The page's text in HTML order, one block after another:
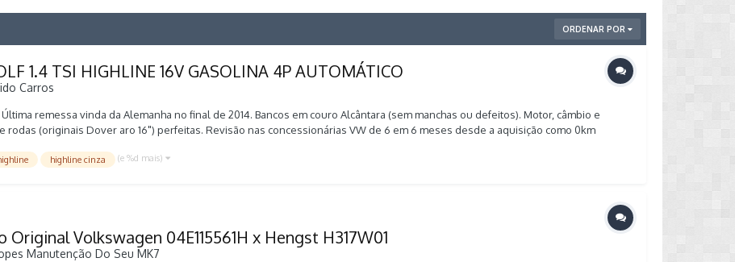
ORDENAR POR
1.4 TSI HIGHLINE 16V GASOLINA 4P AUTOMÁTICO
Carros
remessa vinda da Alemanha no final de 2014. Bancos em couro Alcântara (sem manchas ou defeitos). Motor, câmbio e
(originais Dover aro 16") perfeitas. Revisão nas concessionárias VW de 6 em 6 meses desde a aquisição como 0km
golf/14-tsi-highline-16v-gasolina-4p-automatico/4-portas/2014-2015/48164816
highline cinza (e %d mais)
Volkswagen 04E115561H x Hengst H317W01
Manutenção Do Seu MK7